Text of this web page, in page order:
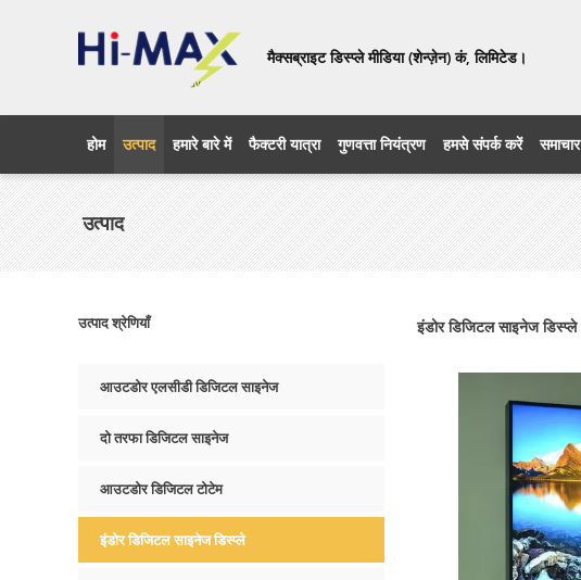
मैक्सब्राइट डिस्प्ले मीडिया (शेन्ज़ेन) कं, लिमिटेड।
होम उत्पाद हमारे बारे में फैक्टरी यात्रा गुणवत्ता नियंत्रण हमसे संपर्क करें समाचार
उत्पाद
उत्पाद श्रेणियाँ
आउटडोर एलसीडी डिजिटल साइनेज
दो तरफा डिजिटल साइनेज
आउटडोर डिजिटल टोटेम
इंडोर डिजिटल साइनेज डिस्प्ले
इंडोर डिजिटल साइनेज डिस्प्ले